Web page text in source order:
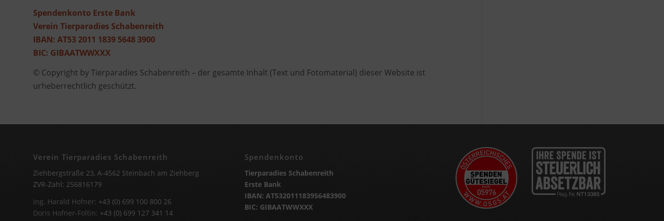
Spendenkonto Erste Bank
Verein Tierparadies Schabenreith
IBAN: AT53 2011 1839 5648 3900
BIC: GIBAATWWXXX
© Copyright by Tierparadies Schabenreith – der gesamte Inhalt (Text und Fotomaterial) dieser Website ist
urheberrechtlich geschützt.
Verein Tierparadies Schabenreith
Ziehbergstraße 23, A-4562 Steinbach am Ziehberg
ZVR-Zahl: 256816179
Ing. Harald Hofner: +43 (0) 699 100 800 26
Doris Hofner-Foltin: +43 (0) 699 127 341 14
Spendenkonto
Tierparadies Schabenreith
Erste Bank
IBAN: AT532011183956483900
BIC: GIBAATWWXXX